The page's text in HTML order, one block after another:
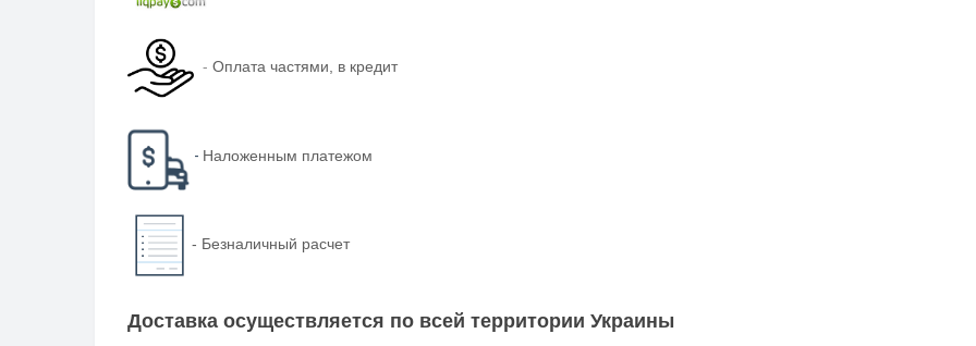
- Оплата частями, в кредит
- Наложенным платежом
- Безналичный расчет
Доставка осуществляется по всей территории Украины